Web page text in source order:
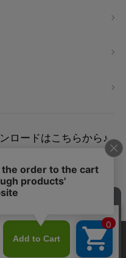
ロードはこちらから♪
だけるようCookieを利用し
ポリシー をご確認くださ